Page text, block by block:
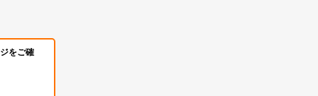
をご確